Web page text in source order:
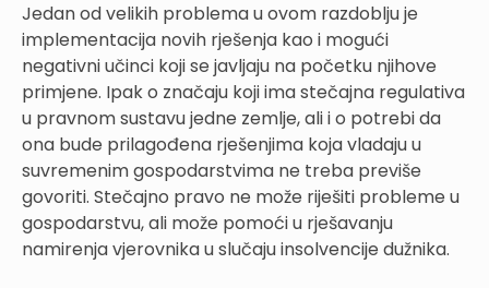
Jedan od velikih problema u ovom razdoblju je
implementacija novih rješenja kao i mogući
negativni učinci koji se javljaju na početku njihove
primjene. Ipak o značaju koji ima stečajna regulativa
u pravnom sustavu jedne zemlje, ali i o potrebi da
ona bude prilagođena rješenjima koja vladaju u
suvremenim gospodarstvima ne treba previše
govoriti. Stečajno pravo ne može riješiti probleme u
gospodarstvu, ali može pomoći u rješavanju
namirenja vjerovnika u slučaju insolvencije dužnika.